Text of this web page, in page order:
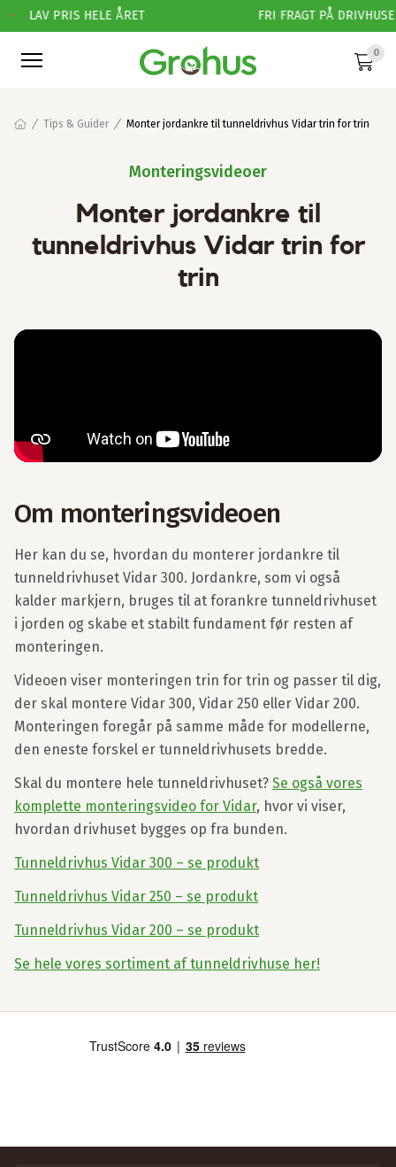
• LAV PRIS HELE ÅRET FRI FRAGT PÅ DRIVHUSE
0
Tips & Guider Monter jordankre til tunneldrivhus Vidar trin for trin
Monteringsvideoer
Monter jordankre til
tunneldrivhus Vidar trin for
trin
Om monteringsvideoen
Her kan du se, hvordan du monterer jordankre til
tunneldrivhuset Vidar 300. Jordankre, som vi også
kalder markjern, bruges til at forankre tunneldrivhuset
i jorden og skabe et stabilt fundament før resten af
monteringen.
Videoen viser monteringen trin for trin og passer til dig,
der skal montere Vidar 300, Vidar 250 eller Vidar 200.
Monteringen foregår på samme måde for modellerne,
den eneste forskel er tunneldrivhusets bredde.
Skal du montere hele tunneldrivhuset? Se også vores
komplette monteringsvideo for Vidar, hvor vi viser,
hvordan drivhuset bygges op fra bunden.
Tunneldrivhus Vidar 300 – se produkt
Tunneldrivhus Vidar 250 – se produkt
Tunneldrivhus Vidar 200 – se produkt
Se hele vores sortiment af tunneldrivhuse her!